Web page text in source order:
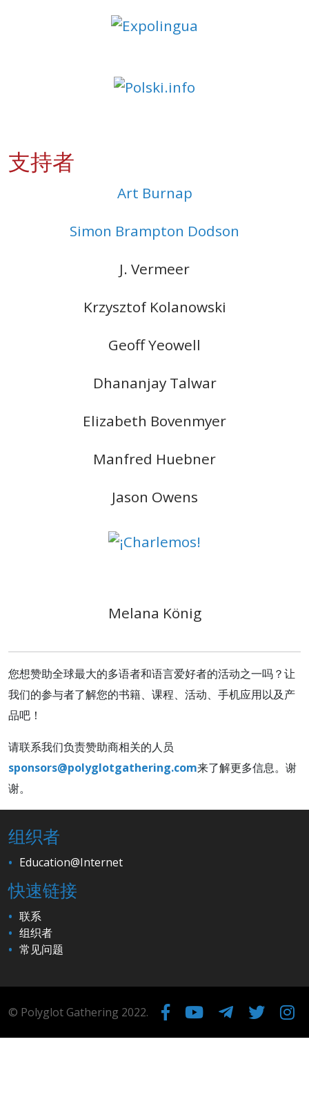
支持者
Art Burnap
Simon Brampton Dodson
J. Vermeer
Krzysztof Kolanowski
Geoff Yeowell
Dhananjay Talwar
Elizabeth Bovenmyer
Manfred Huebner
Jason Owens
Melana König
您想赞助全球最大的多语者和语言爱好者的活动之一吗？让
我们的参与者了解您的书籍、课程、活动、手机应用以及产
品吧！
请联系我们负责赞助商相关的人员
sponsors@polyglotgathering.com来了解更多信息。谢
谢。
组织者
Education@Internet
快速链接
联系
组织者
常见问题
© Polyglot Gathering 2022.